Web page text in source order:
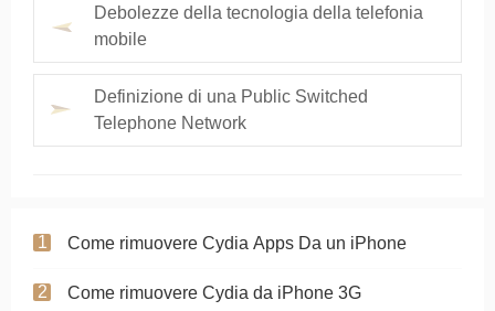
Debolezze della tecnologia della telefonia
mobile
Definizione di una Public Switched
Telephone Network
Come rimuovere Cydia Apps Da un iPhone
Come rimuovere Cydia da iPhone 3G